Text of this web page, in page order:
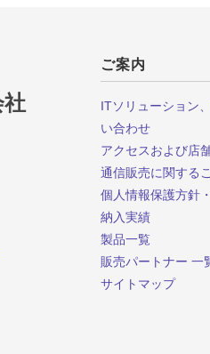
ご案内
ITソリューション
い合わせ
アクセスおよび店
通信販売に関する
個人情報保護方針
納入実績
製品一覧
販売パートナー 一
サイトマップ